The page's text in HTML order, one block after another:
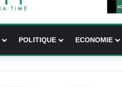
POLITIQUE ECONOMIE